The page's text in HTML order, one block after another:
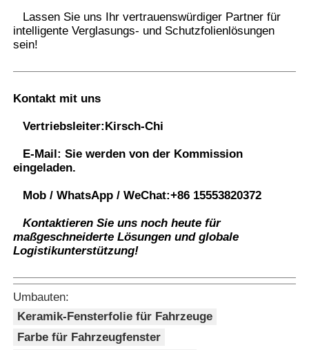
Lassen Sie uns Ihr vertrauenswürdiger Partner für
intelligente Verglasungs- und Schutzfolienlösungen
sein!
Kontakt mit uns
Vertriebsleiter:Kirsch-Chi
E-Mail: Sie werden von der Kommission
eingeladen.
Mob / WhatsApp / WeChat:+86 15553820372
Kontaktieren Sie uns noch heute für
maßgeschneiderte Lösungen und globale
Logistikunterstützung!
Umbauten:
Keramik-Fensterfolie für Fahrzeuge
Farbe für Fahrzeugfenster